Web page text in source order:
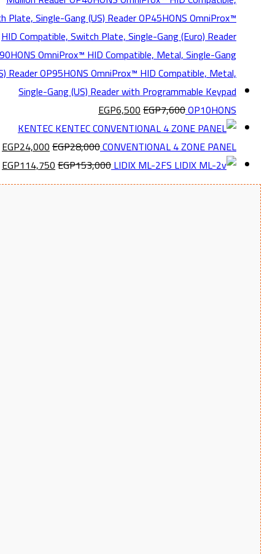
OP10HONS
EGP7,600
EGP6,500
KENTEC
CONVENTIONAL 4 ZONE PANEL
EGP28,000
EGP24,000
LIDIX ML-2FS
EGP153,000
EGP114,750